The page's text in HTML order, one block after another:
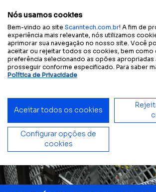
experiência acessível:
Início Blog Queda nos
Nós usamos cookies
Bem-vindo ao site Scanntech.com.br! A fim de
experiência mais relevante, nós utilizamos
aprimorar sua navegação no nosso site. Você
aceitar ou rejeitar todos os cookies, bem como
preferência selecionando as opões apropriadas
prosseguir conforme especificado. Para saber
Política de Privacidade
Aceitar todos os cookies
Configurar opções de
cookies